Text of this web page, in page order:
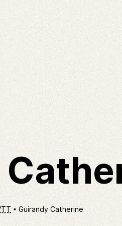
Guirandy Catherine